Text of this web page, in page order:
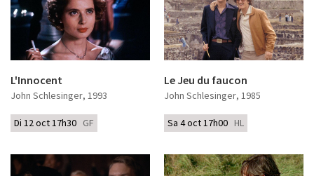
L'Innocent
John Schlesinger, 1993
Di 12 oct 17h30 GF
Le Jeu du faucon
John Schlesinger, 1985
Sa 4 oct 17h00 HL